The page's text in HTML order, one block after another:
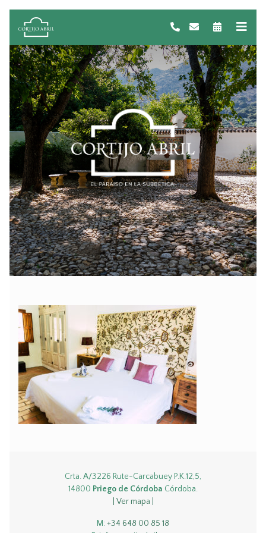
Crta. A/3226 Rute-Carcabuey P.K.12,5,
14800 Priego de Córdoba Córdoba.
| Ver mapa |
M:+34 648 00 85 18